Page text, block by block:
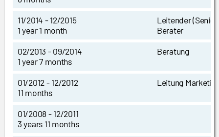
11/2014 - 12/2015
1 year 1 month
Leitender
Berater
02/2013 - 09/2014
1 year 7 months
Beratung
01/2012 - 12/2012
11 months
Leitung
01/2008 - 12/2011
3 years 11 months